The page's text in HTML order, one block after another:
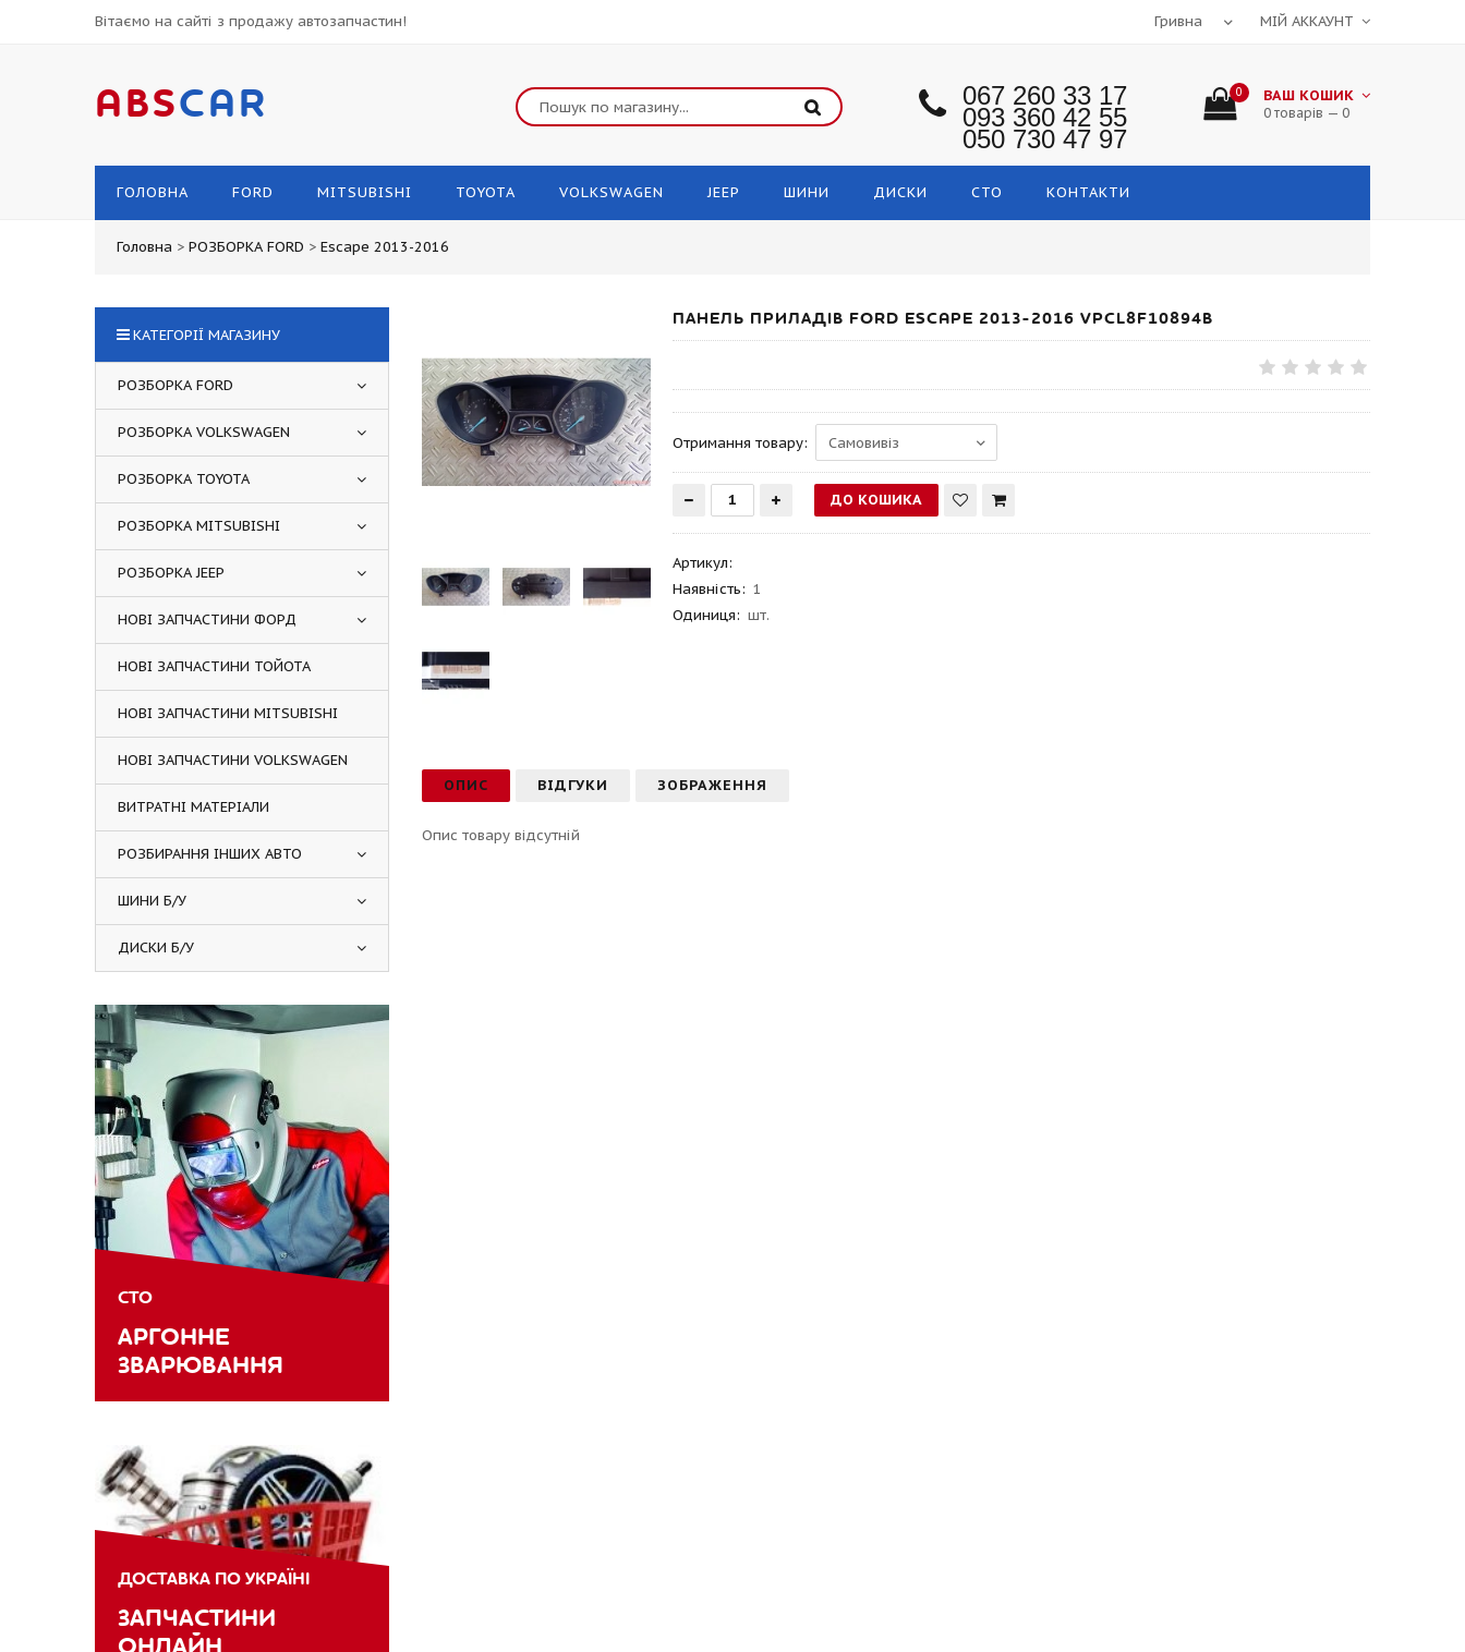
Вітаємо на сайті з продажу автозапчастин! МІЙ АККАУНТ
ABSCAR 067 260 33 17
093 360 42 55
050 730 47 97
0 ВАШ КОШИК
0 товарів — 0
ГОЛОВНА FORD MITSUBISHI TOYOTA VOLKSWAGEN JEEP ШИНИ ДИСКИ СТО КОНТАКТИ
Головна > РОЗБОРКА FORD > Escape 2013-2016
ПАНЕЛЬ ПРИЛАДІВ FORD ESCAPE 2013-2016 VPCL8F10894B
Отримання товару:
Артикул:
Наявність: 1
Одиниця: шт.
ОПИС ВІДГУКИ ЗОБРАЖЕННЯ
Опис товару відсутній
КАТЕГОРІЇ МАГАЗИНУ
РОЗБОРКА FORD
РОЗБОРКА VOLKSWAGEN
РОЗБОРКА TOYOTA
РОЗБОРКА MITSUBISHI
РОЗБОРКА JEEP
НОВІ ЗАПЧАСТИНИ ФОРД
НОВІ ЗАПЧАСТИНИ ТОЙОТА
НОВІ ЗАПЧАСТИНИ MITSUBISHI
НОВІ ЗАПЧАСТИНИ VOLKSWAGEN
ВИТРАТНІ МАТЕРІАЛИ
РОЗБИРАННЯ ІНШИХ АВТО
ШИНИ Б/У
ДИСКИ Б/У
СТО
АРГОННЕ
ЗВАРЮВАННЯ
ДОСТАВКА ПО УКРАЇНІ
ЗАПЧАСТИНИ